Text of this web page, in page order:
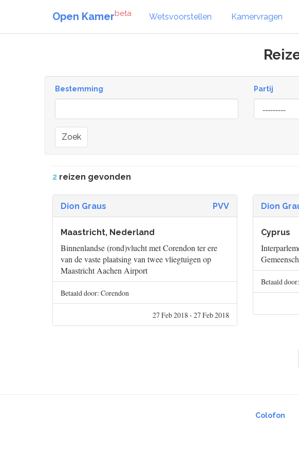
Open Kamerbeta Wetsvoorstellen Kamervragen
Bestemming Partij
Zoek
2 reizen gevonden
Dion Graus PVV
Maastricht, Nederland
Binnenlandse (rond)vlucht met Corendon ter ere
van de vaste plaatsing van twee vliegtuigen op
Maastricht Aachen Airport
Betaald door: Corendon
27 Feb 2018 - 27 Feb 2018
Dion
Cyprus
Betaald
Colofon